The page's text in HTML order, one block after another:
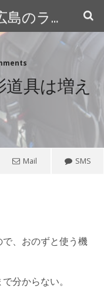
ぶるぼん企画室 | 広島のライター＆カメラマン
具は増え
Mail SMS
、おのずと使う機
分からない。